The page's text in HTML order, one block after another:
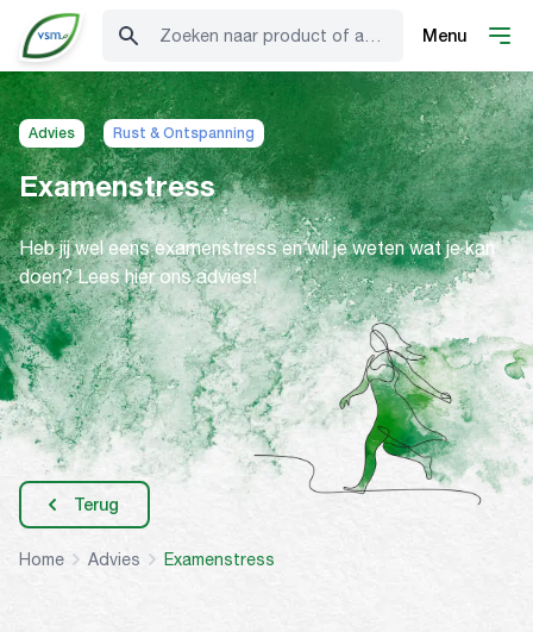
Zoeken naar product of advies Menu
Advies Rust & Ontspanning
Examenstress
Heb jij wel eens examenstress en wil je weten wat je kan
doen? Lees hier ons advies!
Terug
Home Advies Examenstress